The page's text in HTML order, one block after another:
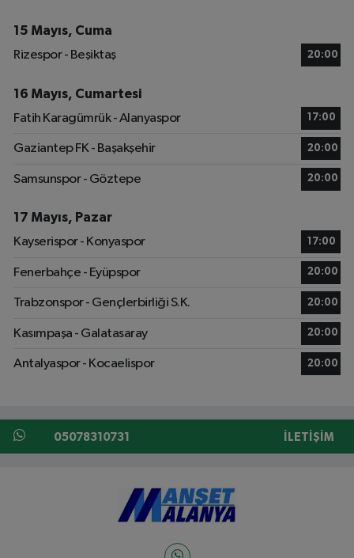
15 Mayıs, Cuma
Rizespor - Beşiktaş
20:00
16 Mayıs, Cumartesi
Fatih Karagümrük - Alanyaspor
17:00
Gaziantep FK - Başakşehir 20:00
Samsunspor - Göztepe 20:00
17 Mayıs, Pazar
Kayserispor - Konyaspor
17:00
Fenerbahçe - Eyüpspor 20:00
Trabzonspor - Gençlerbirliği S.K. 20:00
Kasımpaşa - Galatasaray 20:00
Antalyaspor - Kocaelispor 20:00
05078310731 İLETIŞIM